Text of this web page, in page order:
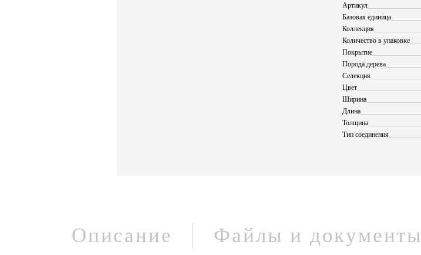
Артикул
Базовая единица
Коллекция
Количество в упаковке
Покрытие
Порода дерева
Селекция
Цвет
Ширина
Длина
Толщина
Тип соединения
Описание Файлы и документы